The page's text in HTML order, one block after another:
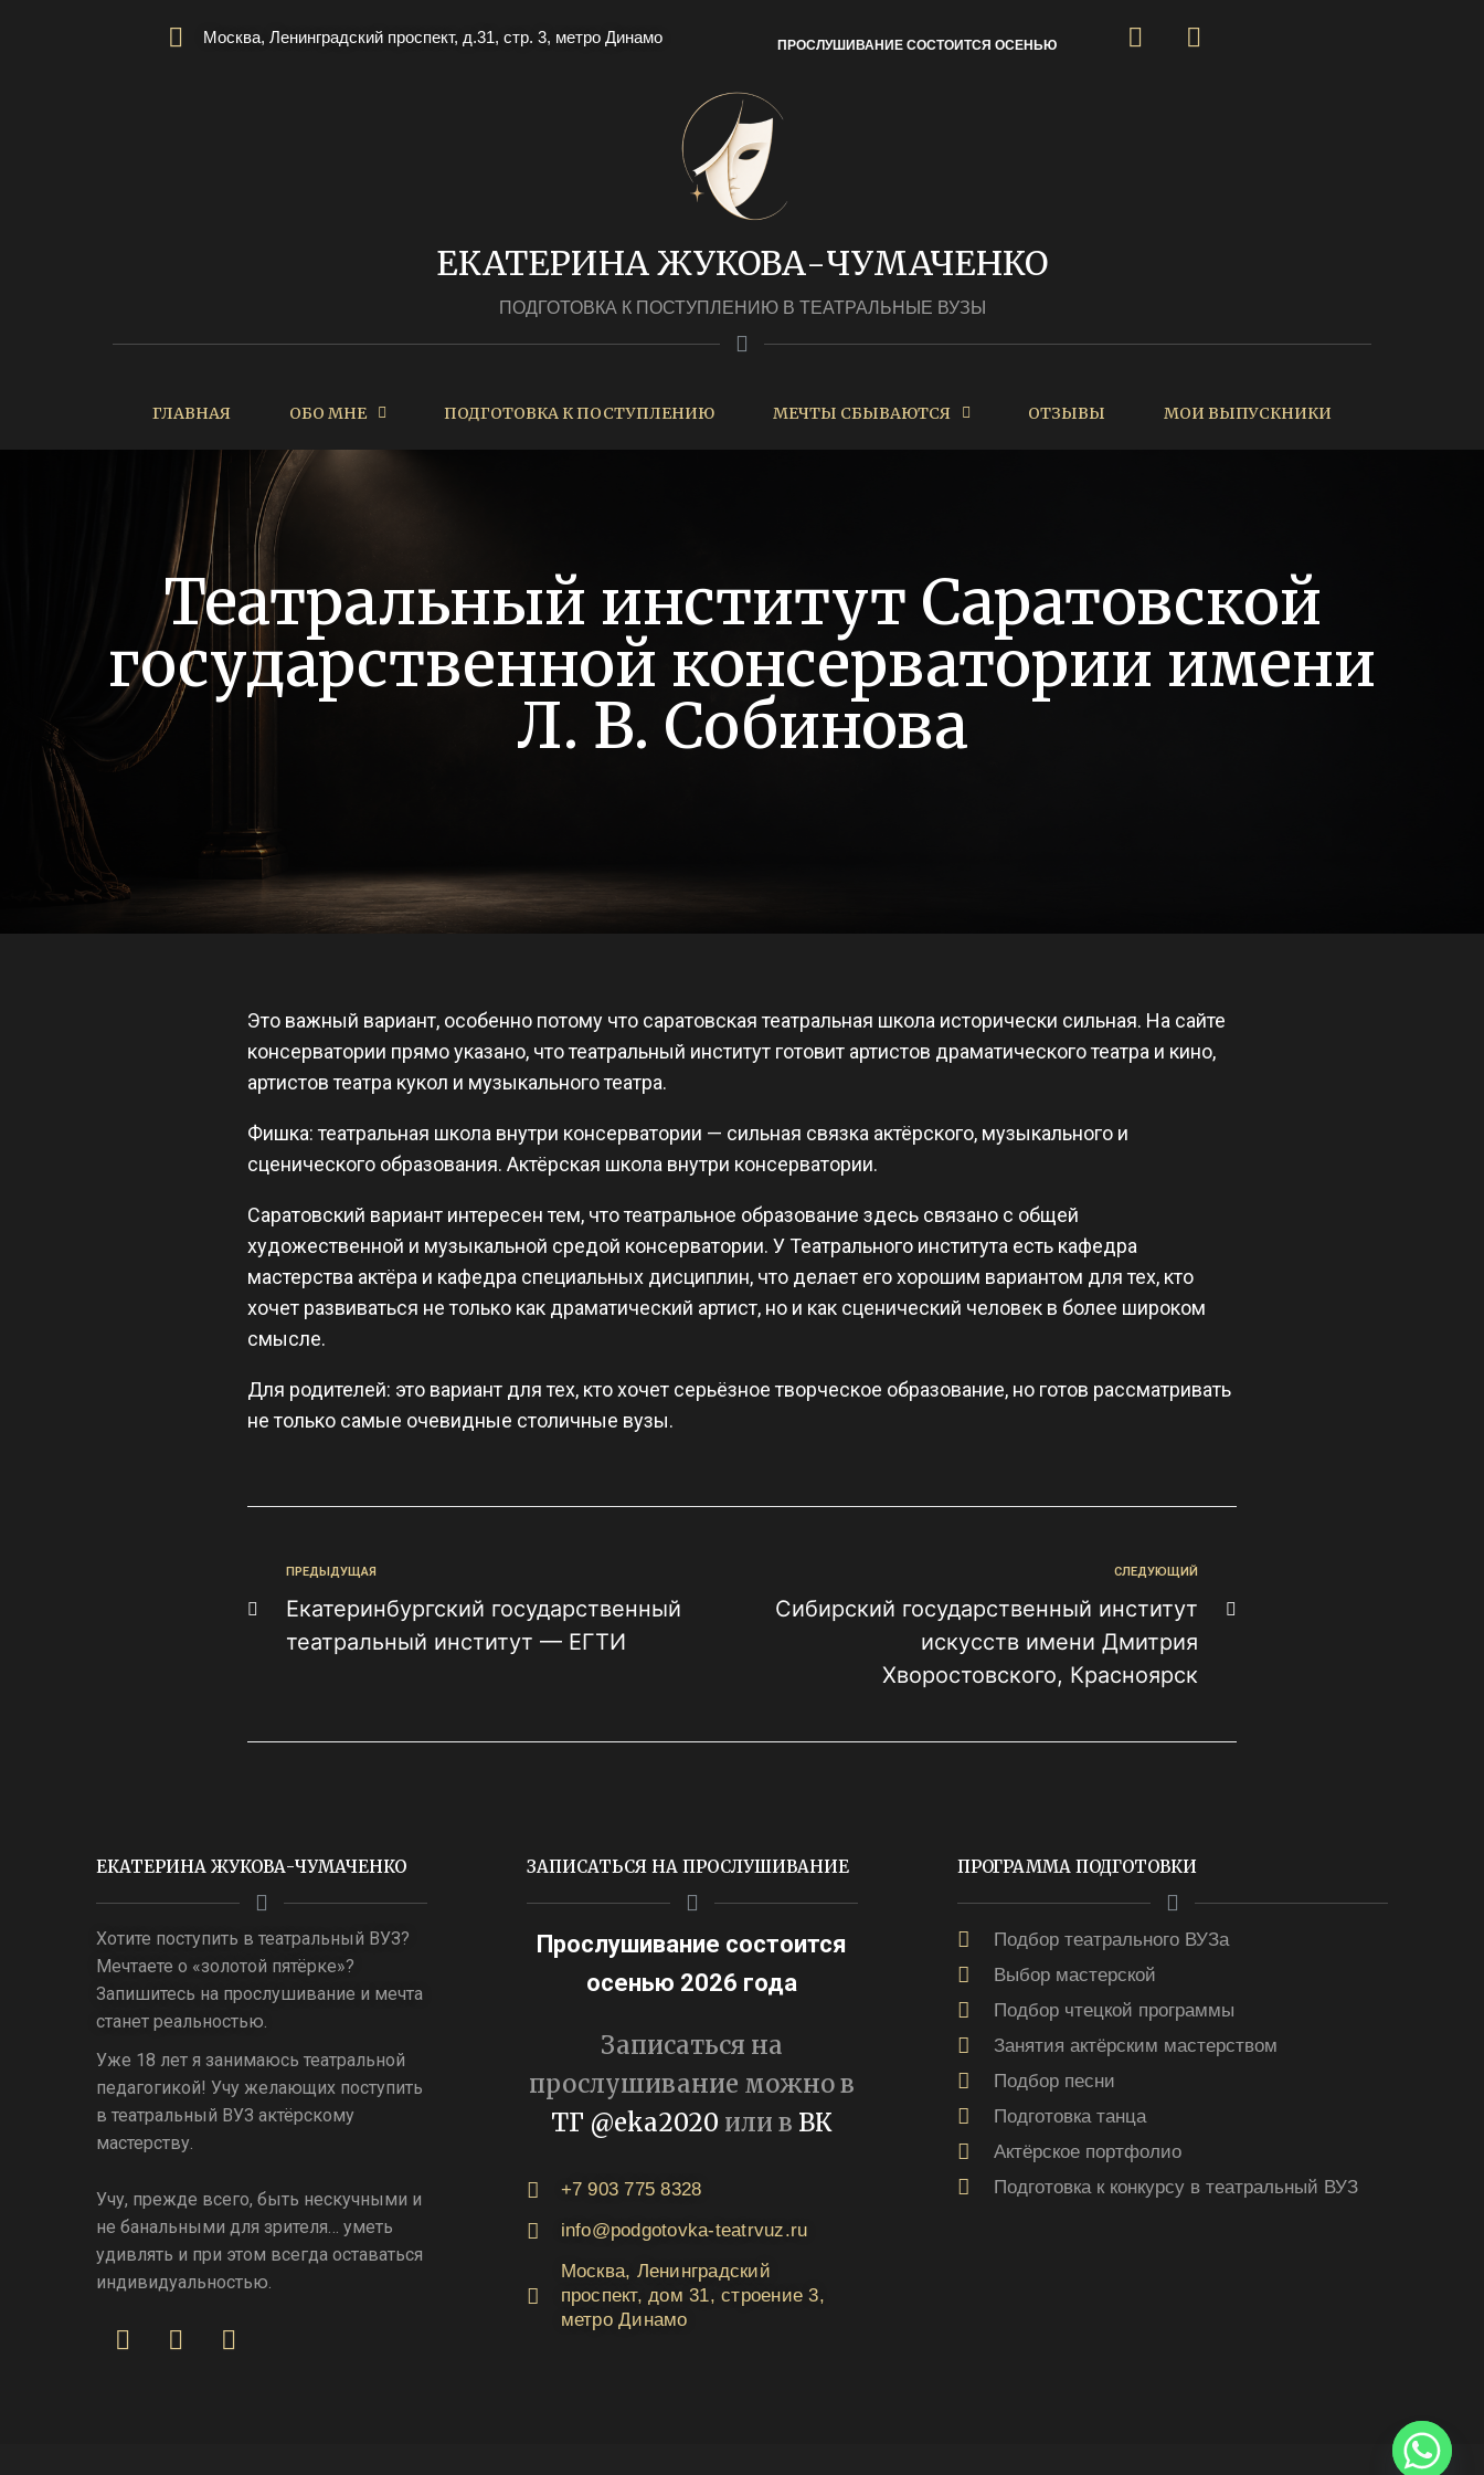
Москва, Ленинградский проспект, д.31, стр. 3, метро Динамо ПРОСЛУШИВАНИЕ СОСТОИТСЯ ОСЕНЬЮ
ЕКАТЕРИНА ЖУКОВА-ЧУМАЧЕНКО
ПОДГОТОВКА К ПОСТУПЛЕНИЮ В ТЕАТРАЛЬНЫЕ ВУЗЫ
ГЛАВНАЯ ОБО МНЕ ПОДГОТОВКА К ПОСТУПЛЕНИЮ МЕЧТЫ СБЫВАЮТСЯ ОТЗЫВЫ МОИ ВЫПУСКНИКИ
Театральный институт Саратовской
государственной консерватории имени
Л. В. Собинова
Это важный вариант, особенно потому что саратовская театральная школа исторически сильная. На сайте
консерватории прямо указано, что театральный институт готовит артистов драматического театра и кино,
артистов театра кукол и музыкального театра.
Фишка: театральная школа внутри консерватории — сильная связка актёрского, музыкального и
сценического образования. Актёрская школа внутри консерватории.
Саратовский вариант интересен тем, что театральное образование здесь связано с общей
художественной и музыкальной средой консерватории. У Театрального института есть кафедра
мастерства актёра и кафедра специальных дисциплин, что делает его хорошим вариантом для тех, кто
хочет развиваться не только как драматический артист, но и как сценический человек в более широком
смысле.
Для родителей: это вариант для тех, кто хочет серьёзное творческое образование, но готов рассматривать
не только самые очевидные столичные вузы.
ПРЕДЫДУЩАЯ
Екатеринбургский государственный
театральный институт — ЕГТИ
СЛЕДУЮЩИЙ
Сибирский государственный институт
искусств имени Дмитрия
Хворостовского, Красноярск
ЕКАТЕРИНА ЖУКОВА-ЧУМАЧЕНКО
Хотите поступить в театральный ВУЗ?
Мечтаете о «золотой пятёрке»?
Запишитесь на прослушивание и мечта
станет реальностью.
Уже 18 лет я занимаюсь театральной
педагогикой! Учу желающих поступить
в театральный ВУЗ актёрскому
мастерству.
Учу, прежде всего, быть нескучными и
не банальными для зрителя… уметь
удивлять и при этом всегда оставаться
индивидуальностью.
ЗАПИСАТЬСЯ НА ПРОСЛУШИВАНИЕ
Прослушивание состоится
осенью 2026 года
Записаться на
прослушивание можно в
ТГ @eka2020 или в ВК
+7 903 775 8328
info@podgotovka-teatrvuz.ru
Москва, Ленинградский
проспект, дом 31, строение 3,
метро Динамо
ПРОГРАММА ПОДГОТОВКИ
Подбор театрального ВУЗа
Выбор мастерской
Подбор чтецкой программы
Занятия актёрским мастерством
Подбор песни
Подготовка танца
Актёрское портфолио
Подготовка к конкурсу в театральный ВУЗ